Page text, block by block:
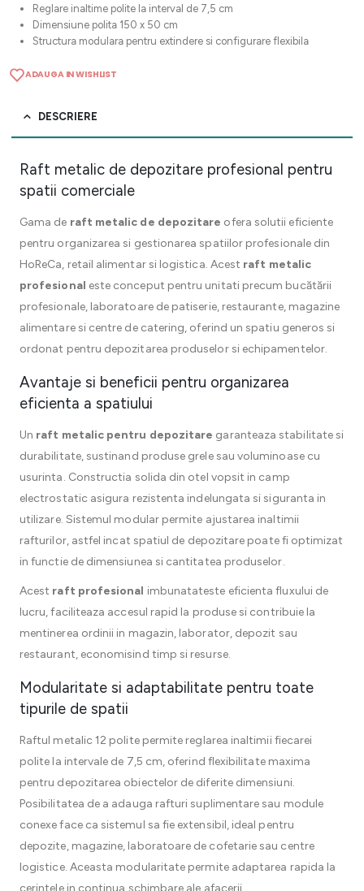
Reglare inaltime polite la interval de 7,5 cm
Dimensiune polita 150 x 50 cm
Structura modulara pentru extindere si configurare flexibila
ADAUGA IN WISHLIST
DESCRIERE
Raft metalic de depozitare profesional pentru
spatii comerciale
Gama de raft metalic de depozitare ofera solutii eficiente
pentru organizarea si gestionarea spatiilor profesionale din
HoReCa, retail alimentar si logistica. Acest raft metalic
profesional este conceput pentru unitati precum bucătării
profesionale, laboratoare de patiserie, restaurante, magazine
alimentare si centre de catering, oferind un spatiu generos si
ordonat pentru depozitarea produselor si echipamentelor.
Avantaje si beneficii pentru organizarea
eficienta a spatiului
Un raft metalic pentru depozitare garanteaza stabilitate si
durabilitate, sustinand produse grele sau voluminoase cu
usurinta. Constructia solida din otel vopsit in camp
electrostatic asigura rezistenta indelungata si siguranta in
utilizare. Sistemul modular permite ajustarea inaltimii
rafturilor, astfel incat spatiul de depozitare poate fi optimizat
in functie de dimensiunea si cantitatea produselor.
Acest raft profesional imbunatateste eficienta fluxului de
lucru, faciliteaza accesul rapid la produse si contribuie la
mentinerea ordinii in magazin, laborator, depozit sau
restaurant, economisind timp si resurse.
Modularitate si adaptabilitate pentru toate
tipurile de spatii
Raftul metalic 12 polite permite reglarea inaltimii fiecarei
polite la intervale de 7,5 cm, oferind flexibilitate maxima
pentru depozitarea obiectelor de diferite dimensiuni.
Posibilitatea de a adauga rafturi suplimentare sau module
conexe face ca sistemul sa fie extensibil, ideal pentru
depozite, magazine, laboratoare de cofetarie sau centre
logistice. Aceasta modularitate permite adaptarea rapida la
cerintele in continua schimbare ale afacerii.